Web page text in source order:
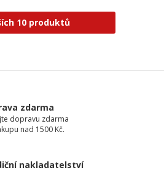
10 produktů
zdarma
dopravu zdarma
nad 1500 Kč.
nakladatelství